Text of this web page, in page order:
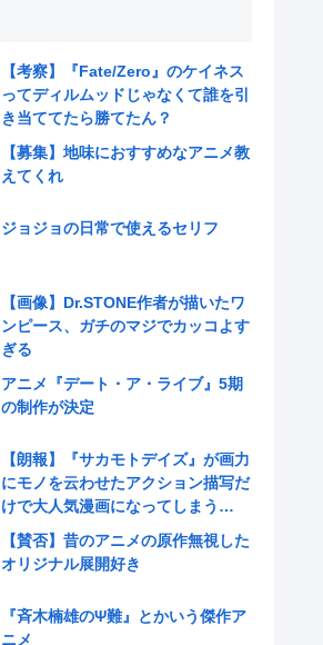
【考察】『Fate/Zero』のケイネス
ってディルムッドじゃなくて誰を引
き当ててたら勝てたん？
【募集】地味におすすめなアニメ教
えてくれ
ジョジョの日常で使えるセリフ
【画像】Dr.STONE作者が描いたワ
ンピース、ガチのマジでカッコよす
ぎる
アニメ『デート・ア・ライブ』5期
の制作が決定
【朗報】『サカモトデイズ』が画力
にモノを云わせたアクション描写だ
けで大人気漫画になってしまう
www
【賛否】昔のアニメの原作無視した
オリジナル展開好き
『斉木楠雄のΨ難』とかいう傑作ア
ニメ